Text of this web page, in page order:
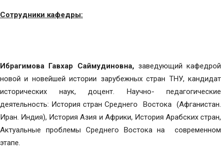
Сотрудники кафедры:
Ибрагимова Гавхар Саймудиновна,заведующий кафедрой
новой и новейшей истории зарубежных стран ТНУ, кандидат
исторических наук, доцент. Научно- педагогические
деятельность: История стран Среднего Востока (Афганистан.
Иран. Индия), История Азия и Африки, История Арабских стран,
Актуальные проблемы Среднего Востока на современном
этапе.